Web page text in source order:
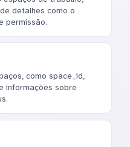
detalhes como o
permissão.
como space_id,
informações sobre